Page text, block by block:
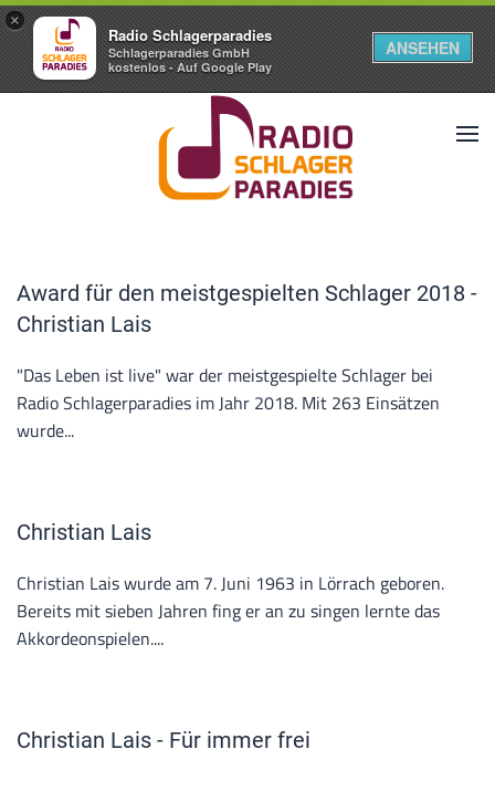
×
Radio Schlagerparadies
Schlagerparadies GmbH
kostenlos - Auf Google Play
ANSEHEN
Award für den meistgespielten Schlager 2018 -
Christian Lais
"Das Leben ist live" war der meistgespielte Schlager bei
Radio Schlagerparadies im Jahr 2018. Mit 263 Einsätzen
wurde...
Christian Lais
Christian Lais wurde am 7. Juni 1963 in Lörrach geboren.
Bereits mit sieben Jahren fing er an zu singen lernte das
Akkordeonspielen....
Christian Lais - Für immer frei